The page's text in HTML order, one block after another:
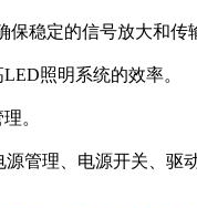
稳定的信号放大和传
照明系统的效率。
。
管理、电源开关、驱